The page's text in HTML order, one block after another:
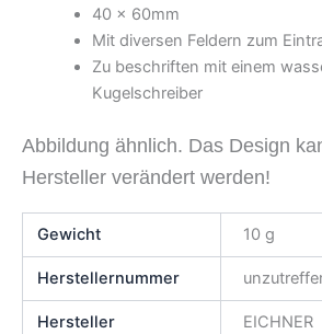
40 x 60mm
Mit diversen Feldern zum
Zu beschriften mit einem
Kugelschreiber
Abbildung ähnlich. Das Design
Hersteller verändert werden!
Gewicht 10 g
Herstellernummer
Hersteller EICHNER